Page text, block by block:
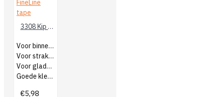
3308 Kip FineLine tape
Voor binnen en buiten
Voor strakke lijnen
Voor gladde ondergronden
Goede kleefkracht
€5,98